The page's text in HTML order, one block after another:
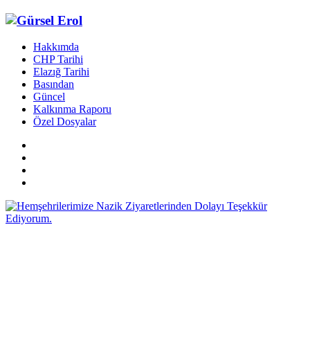
Hakkımda
CHP Tarihi
Elazığ Tarihi
Basından
Güncel
Kalkınma Raporu
Özel Dosyalar